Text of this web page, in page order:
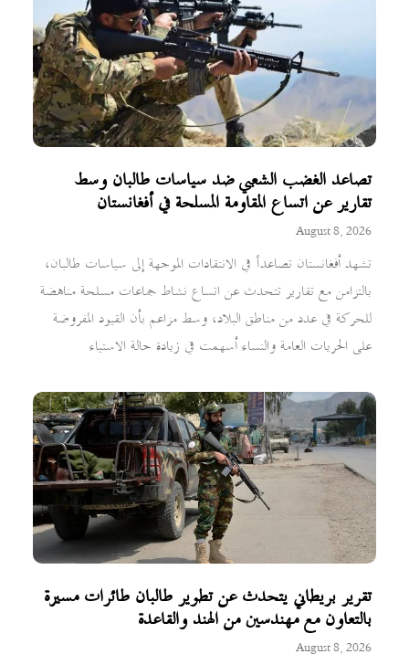
تصاعد الغضب الشعبي ضد سياسات طالبان وسط
تقارير عن اتساع المقاومة المسلحة في أفغانستان
August 8, 2026
تشهد أفغانستان تصاعداً في الانتقادات الموجهة إلى سياسات طالبان،
بالتزامن مع تقارير تتحدث عن اتساع نشاط جماعات مسلحة مناهضة
للحركة في عدد من مناطق البلاد، وسط مزاعم بأن القيود المفروضة
على الحريات العامة والنساء أسهمت في زيادة حالة الاستياء
تقرير بريطاني يتحدث عن تطوير طالبان طائرات مسيرة
بالتعاون مع مهندسين من الهند والقاعدة
August 8, 2026